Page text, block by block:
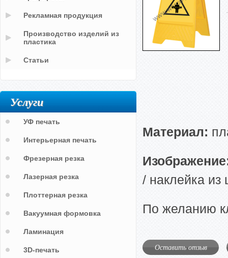
Материал:
/ наклейка из
По желанию
Оставить отзыв
Рекламная продукция
Производство изделий из
пластика
Статьи
Услуги
УФ печать
Интерьерная печать
Фрезерная резка
Лазерная резка
Плоттерная резка
Вакуумная формовка
Ламинация
3D-печать